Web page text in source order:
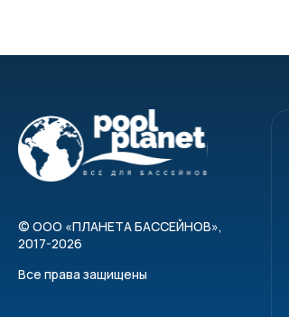
© ООО «ПЛАНЕТА БАССЕЙНОВ»,
2017-2026
Все права защищены